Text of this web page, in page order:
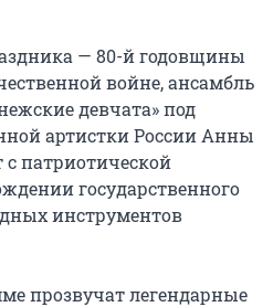
— 80-й годовщины
войне, ансамбль
девчата» под
артистки России Анны
патриотической
государственного
инструментов
прозвучат легендарные